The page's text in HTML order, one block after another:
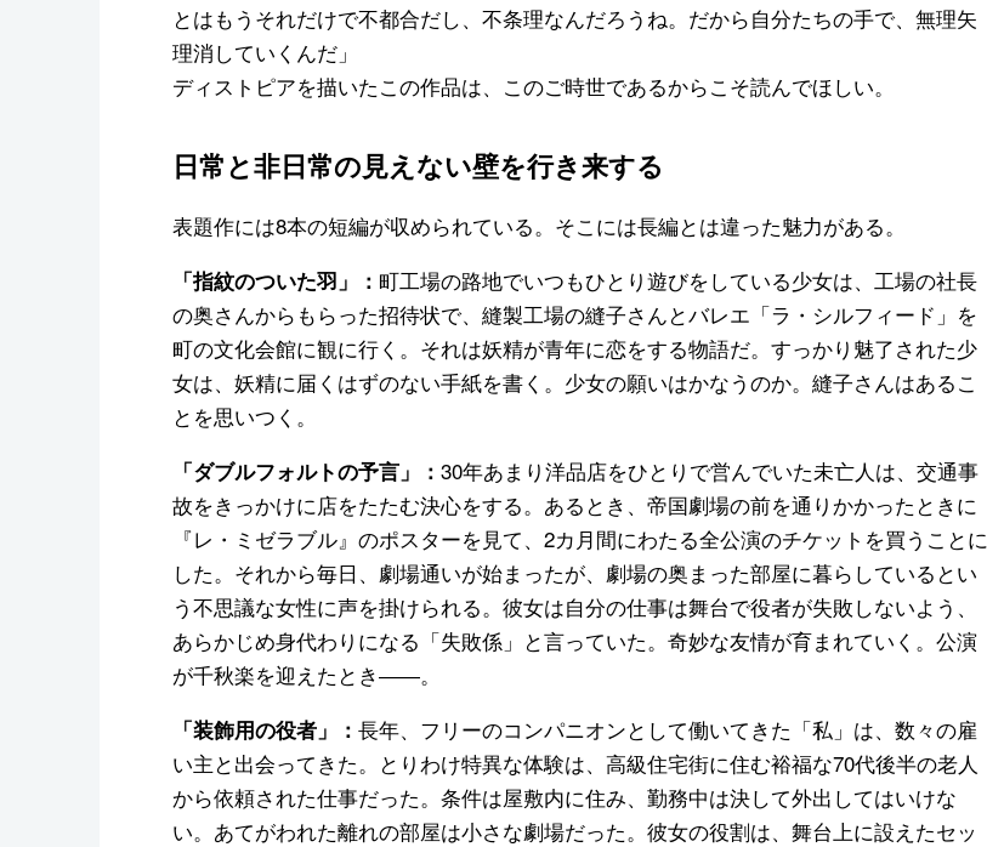
とはもうそれだけで不都合だし、不条理なんだろうね。だから自分たちの手で、無理矢
理消していくんだ」
ディストピアを描いたこの作品は、このご時世であるからこそ読んでほしい。
日常と非日常の見えない壁を行き来する
表題作には8本の短編が収められている。そこには長編とは違った魅力がある。
「指紋のついた羽」： 町工場の路地でいつもひとり遊びをしている少女は、工場の社長
の奥さんからもらった招待状で、縫製工場の縫子さんとバレエ「ラ・シルフィード」を
町の文化会館に観に行く。それは妖精が青年に恋をする物語だ。すっかり魅了された少
女は、妖精に届くはずのない手紙を書く。少女の願いはかなうのか。縫子さんはあるこ
とを思いつく。
「ダブルフォルトの予言」： 30年あまり洋品店をひとりで営んでいた未亡人は、交通事
故をきっかけに店をたたむ決心をする。あるとき、帝国劇場の前を通りかかったときに
『レ・ミゼラブル』のポスターを見て、2カ月間にわたる全公演のチケットを買うことに
した。それから毎日、劇場通いが始まったが、劇場の奥まった部屋に暮らしているとい
う不思議な女性に声を掛けられる。彼女は自分の仕事は舞台で役者が失敗しないよう、
あらかじめ身代わりになる「失敗係」と言っていた。奇妙な友情が育まれていく。公演
が千秋楽を迎えたとき――。
「装飾用の役者」： 長年、フリーのコンパニオンとして働いてきた「私」は、数々の雇
い主と出会ってきた。とりわけ特異な体験は、高級住宅街に住む裕福な70代後半の老人
から依頼された仕事だった。条件は屋敷内に住み、勤務中は決して外出してはいけな
い。あてがわれた離れの部屋は小さな劇場だった。彼女の役割は、舞台上に設えたセッ